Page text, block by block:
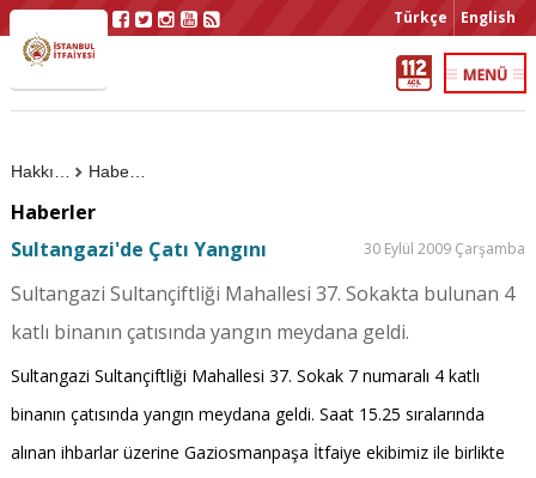
Türkçe English
Haberler
Haberler
Sultangazi'de Çatı Yangını
30 Eylül 2009 Çarşamba
Sultangazi Sultançiftliği Mahallesi 37. Sokakta bulunan 4
katlı binanın çatısında yangın meydana geldi.
Sultangazi Sultançiftliği Mahallesi 37. Sokak 7 numaralı 4 katlı
binanın çatısında yangın meydana geldi. Saat 15.25 sıralarında
alınan ihbarlar üzerine Gaziosmanpaşa İtfaiye ekibimiz ile birlikte